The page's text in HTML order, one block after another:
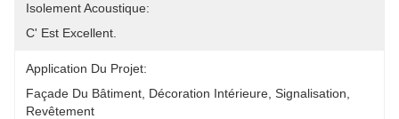
Isolement Acoustique:
C' Est Excellent.
Application Du Projet:
Façade Du Bâtiment, Décoration Intérieure, Signalisation,
Revêtement